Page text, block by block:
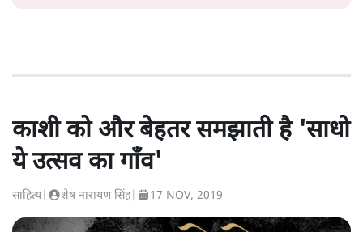
काशी को और बेहतर समझाती है 'साधो
ये उत्सव का गाँव'
साहित्य| शेष नारायण सिंह| 17 NOV, 2019